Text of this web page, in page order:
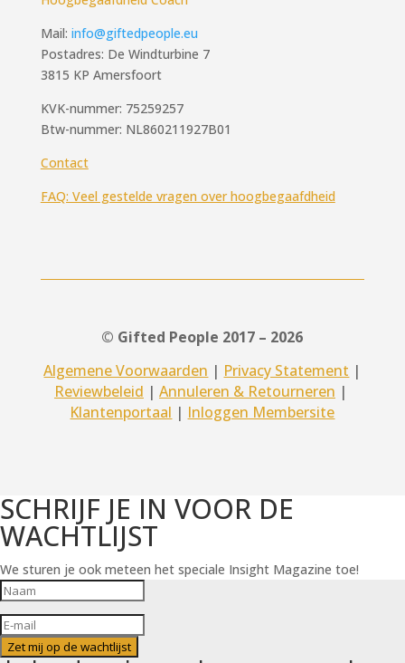
Mail: info@giftedpeople.eu
Postadres: De Windturbine 7
3815 KP Amersfoort
KVK-nummer: 75259257
Btw-nummer: NL860211927B01
Contact
FAQ: Veel gestelde vragen over hoogbegaafdheid
© Gifted People 2017 – 2026
Algemene Voorwaarden | Privacy Statement |
Reviewbeleid | Annuleren & Retourneren |
Klantenportaal | Inloggen Membersite
SCHRIJF JE IN VOOR DE
WACHTLIJST
We sturen je ook meteen het speciale Insight Magazine toe!
Zet mij op de wachtlijst